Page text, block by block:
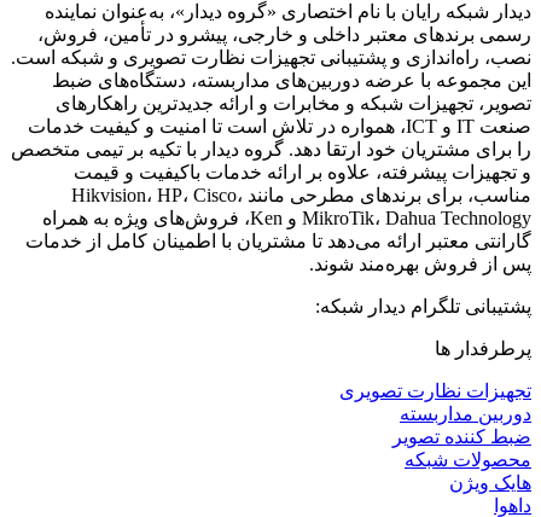
دیدار شبکه رایان با نام اختصاری «گروه دیدار»، به‌عنوان نماینده
رسمی برندهای معتبر داخلی و خارجی، پیشرو در تأمین، فروش،
نصب، راه‌اندازی و پشتیبانی تجهیزات نظارت تصویری و شبکه است.
این مجموعه با عرضه دوربین‌های مداربسته، دستگاه‌های ضبط
تصویر، تجهیزات شبکه و مخابرات و ارائه جدیدترین راهکارهای
صنعت IT و ICT، همواره در تلاش است تا امنیت و کیفیت خدمات
را برای مشتریان خود ارتقا دهد. گروه دیدار با تکیه بر تیمی متخصص
و تجهیزات پیشرفته، علاوه بر ارائه خدمات باکیفیت و قیمت
مناسب، برای برندهای مطرحی مانند Hikvision، HP، Cisco،
MikroTik، Dahua Technology و Ken، فروش‌های ویژه به همراه
گارانتی معتبر ارائه می‌دهد تا مشتریان با اطمینان کامل از خدمات
پس از فروش بهره‌مند شوند.
پشتیبانی تلگرام دیدار شبکه:
پرطرفدار ها
تجهیزات نظارت تصویری
دوربین مداربسته
ضبط کننده تصویر
محصولات شبکه
هایک ویژن
داهوا